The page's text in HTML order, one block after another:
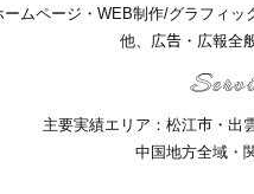
ームページ・WEB制作/グラフィ
他、広告・広報全
主要実績エリア：松江市・出
中国地方全域・